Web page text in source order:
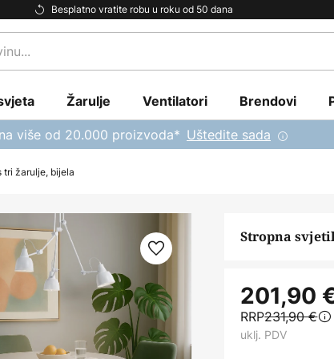
Besplatno vratite robu u roku od 50 dana
Žarulje Ventilatori Brendovi
više od 20.000 proizvoda* Uštedite sada
tri žarulje, bijela
Stropna
201,90
RRP231,90 €
uklj. PDV